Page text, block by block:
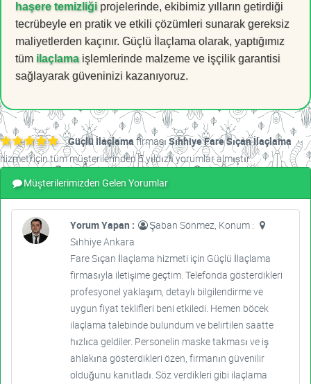
haşere temizliği projelerinde, ekibimiz yılların getirdiği
tecrübeyle en pratik ve etkili çözümleri sunarak gereksiz
maliyetlerden kaçınır. Güçlü İlaçlama olarak, yaptığımız
tüm ilaçlamaişlemlerinde malzeme ve işçilik garantisi
sağlayarak güveninizi kazanıyoruz.
Güçlü İlaçlamafirması Sıhhiye Fare Sıçan İlaçlama
hizmeti için tüm müşterilerinden 5 yıldızlı yorumlar almıştır.
Müşterilerimizden Gelen Yorumlar
Yorum Yapan :
Şaban Sönmez, Konum :
Sıhhiye Ankara
Fare Sıçan İlaçlama hizmeti için Güçlü İlaçlama
firmasıyla iletişime geçtim. Telefonda gösterdikleri
profesyonel yaklaşım, detaylı bilgilendirme ve
uygun fiyat teklifleri beni etkiledi. Hemen böcek
ilaçlama talebinde bulundum ve belirtilen saatte
hızlıca geldiler. Personelin maske takması ve iş
ahlakına gösterdikleri özen, firmanın güvenilir
olduğunu kanıtladı. Söz verdikleri gibi ilaçlama